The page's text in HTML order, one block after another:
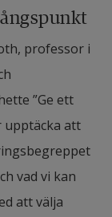
professor i
”Ge ett
upptäcka att
vad vi kan
att välja